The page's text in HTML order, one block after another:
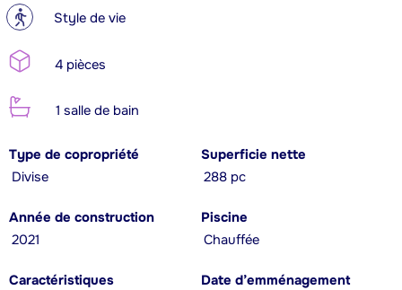
? Style de vie
4 pièces
1 salle de bain
Type de copropriété
Divise
Superficie nette
288 pc
Année de construction
2021
Piscine
Chauffée
Caractéristiques
Date d’emménagement